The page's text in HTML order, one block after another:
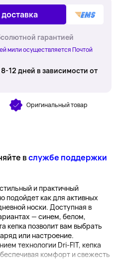
гарантией
мили осуществляется Почтой
12 дней в зависимости от
Оригинальный товар
вслужбе поддержки
и практичный
подойдет как для активных
носки. Доступная в
— синем, белом,
кепка позволит вам выбрать
или настроение.
технологии Dri-FIT, кепка
комфорт и свежесть